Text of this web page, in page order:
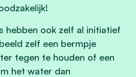
hebben ook zelf al initiatief
zelf een bermpje
tegen te houden of een
het water dan